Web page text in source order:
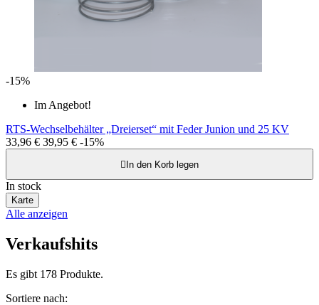
-15%
Im Angebot!
RTS-Wechselbehälter „Dreierset“ mit Feder Junion und 25 KV
33,96 € 39,95 € -15%
 In den Korb legen
In stock
Karte
Alle anzeigen
Verkaufshits
Es gibt 178 Produkte.
Sortiere nach: